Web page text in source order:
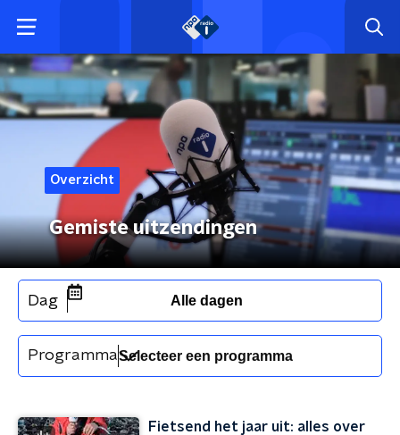
Overzicht
Gemiste uitzendingen
Dag Alle dagen
Programma
Fietsend het jaar uit: alles over